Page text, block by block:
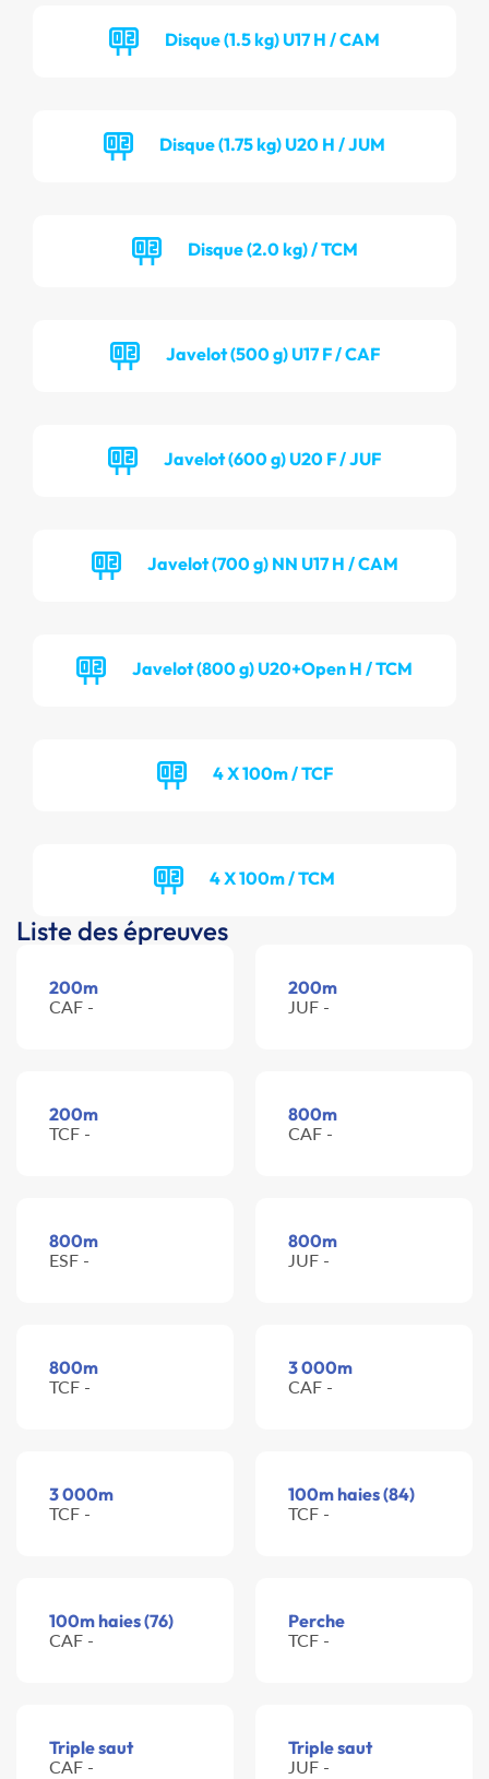
Disque (1.5 kg) U17 H / CAM
Disque (1.75 kg) U20 H / JUM
Disque (2.0 kg) / TCM
Javelot (500 g) U17 F / CAF
Javelot (600 g) U20 F / JUF
Javelot (700 g) NN U17 H / CAM
Javelot (800 g) U20+Open H / TCM
4 X 100m / TCF
4 X 100m / TCM
Liste des épreuves
200m
CAF -
200m
JUF -
200m
TCF -
800m
CAF -
800m
ESF -
800m
JUF -
800m
TCF -
3 000m
CAF -
3 000m
TCF -
100m haies (84)
TCF -
100m haies (76)
CAF -
Perche
TCF -
Triple saut
CAF -
Triple saut
JUF -